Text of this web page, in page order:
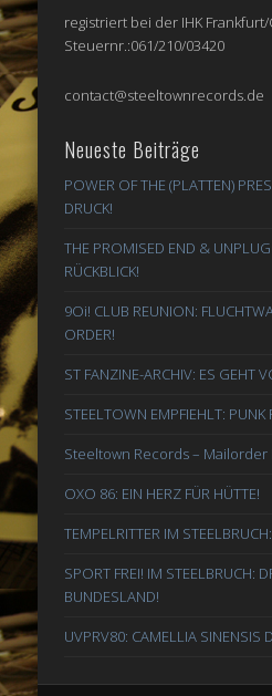
registriert bei der IHK
Steuernr.:061/210/03420
contact@steeltownrecords.de
Neueste Beiträge
POWER OF THE (PLATTEN)
DRUCK!
THE PROMISED END &
RÜCKBLICK!
9Oi! CLUB REUNION:
ORDER!
ST FANZINE-ARCHIV: ES GEHT
STEELTOWN EMPFIEHLT: PUNK
Steeltown Records – Mailorder
OXO 86: EIN HERZ FÜR HÜTTE!
TEMPELRITTER IM
SPORT FREI! IM STEELBRUCH:
BUNDESLAND!
UVPRV80: CAMELLIA SINENSIS